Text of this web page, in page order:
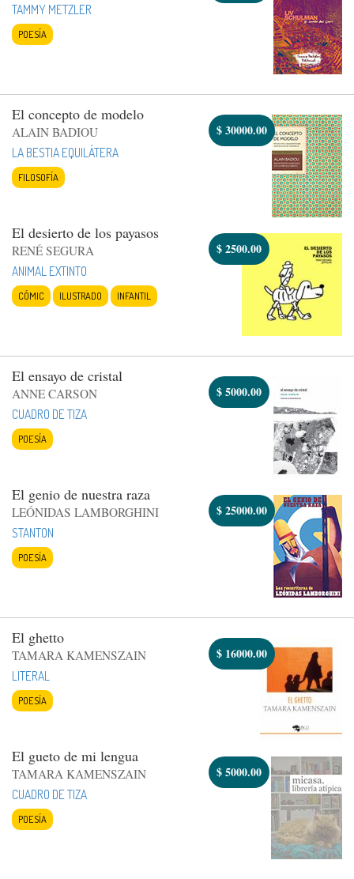
TAMMY METZLER
POESÍA
El concepto de modelo
ALAIN BADIOU
LA BESTIA EQUILÁTERA
FILOSOFÍA
$30000.00
El desierto de los payasos
RENÉ SEGURA
ANIMAL EXTINTO
CÓMIC ILUSTRADO INFANTIL
$2500.00
El ensayo de cristal
ANNE CARSON
CUADRO DE TIZA
POESÍA
$5000.00
El genio de nuestra raza
LEÓNIDAS LAMBORGHINI
STANTON
POESÍA
$25000.00
El ghetto
TAMARA KAMENSZAIN
LITERAL
POESÍA
$ 16000.00
El gueto de mi lengua
TAMARA KAMENSZAIN
CUADRO DE TIZA
POESÍA
$5000.00